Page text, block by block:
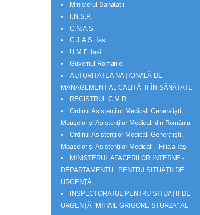
Ministerul Sanatatii
I.N.S.P.
C.N.A.S.
C.J.A.S. Iasi
U.M.F. Iasi
Guvernul Romaniei
AUTORITATEA NAȚIONALĂ DE
MANAGEMENT AL CALITĂȚII ÎN SĂNĂTATE
REGISTRUL C.M.R.
Ordinul Asistenţilor Medicali Generalişti,
Moaşelor şi Asistenţilor Medicali din România
Ordinul Asistenţilor Medicali Generalişti,
Moaşelor şi Asistenţilor Medicali - Filiala Iași
MINISTERUL AFACERILOR INTERNE -
DEPARTAMENTUL PENTRU SITUAȚII DE
URGENȚĂ
INSPECTORATUL PENTRU SITUAȚII DE
URGENȚĂ “MIHAIL GRIGORE STURZA” AL